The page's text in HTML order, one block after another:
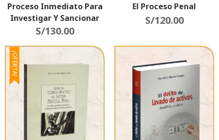
Proceso Inmediato Para
Investigar Y Sancionar
Delitos Flagrantes Como
Criminalidad
S/130.00
El Proceso Penal
S/120.00
¡OFERTA!